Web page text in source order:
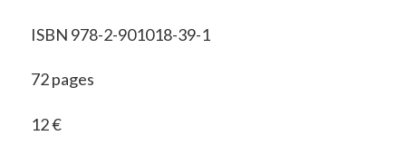
ISBN 978-2-901018-39-1
72 pages
12 €